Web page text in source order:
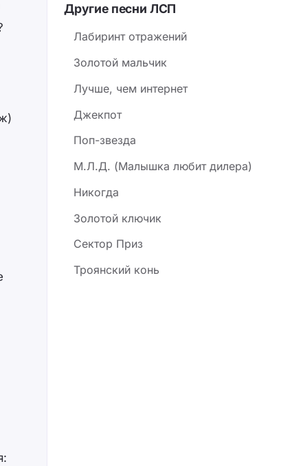
Другие песни ЛСП
Лабиринт отражений
Золотой мальчик
Лучше, чем интернет
Джекпот
Поп-звезда
М.Л.Д. (Малышка любит дилера)
Никогда
Золотой ключик
Сектор Приз
Троянский конь